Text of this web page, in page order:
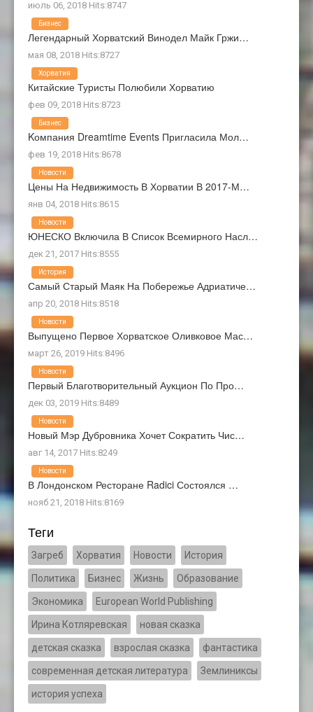
июль 06, 2018 Hits:8747
Легендарный Хорватский Винодел Майк Гржи…
мая 08, 2018 Hits:8727
Бизнес
Китайские Туристы Полюбили Хорватию
фев 09, 2018 Hits:8723
Хорватия
Kомпания Dreamtime Events Пригласила Мол…
фев 19, 2018 Hits:8678
Бизнес
Цены На Недвижимость В Хорватии В 2017-М…
янв 04, 2018 Hits:8615
Новости
ЮНЕСКО Включила В Список Всемирного Насл…
дек 21, 2017 Hits:8555
Новости
Самый Старый Маяк На Побережье Адриатиче…
апр 20, 2018 Hits:8518
История
Выпущено Первое Хорватское Оливковое Мас…
март 26, 2019 Hits:8496
Новости
Первый Благотворительный Аукцион По Про…
дек 03, 2019 Hits:8489
Новости
Новый Мэр Дубровника Хочет Сократить Чис…
авг 14, 2017 Hits:8249
Новости
В Лондонском Ресторане Radici Состоялся …
нояб 21, 2018 Hits:8169
Новости
Теги
Загреб Хорватия Новости История
Политика Бизнес Жизнь Образование
Экономика European World Publishing
Ирина Котляревская новая сказка
детская сказка взрослая сказка фантастика
современная детская литература Землиниксы
история успеха